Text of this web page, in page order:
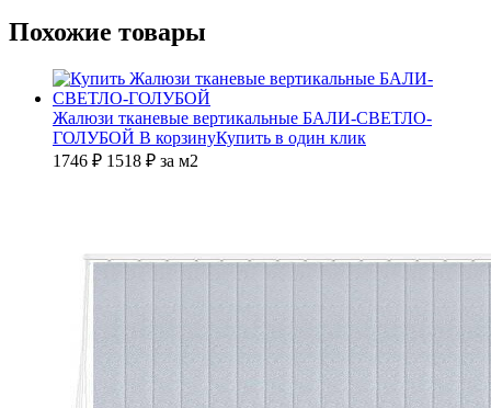
Похожие товары
Жалюзи тканевые вертикальные БАЛИ-СВЕТЛО-
ГОЛУБОЙ В корзинуКупить в один клик
1746 ₽ 1518 ₽ за м2